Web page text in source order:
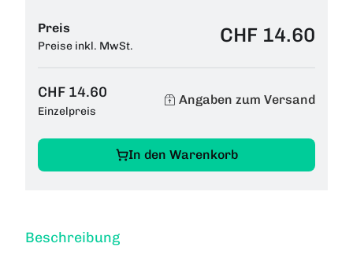
Preis
Preise inkl. MwSt. CHF 14.60
CHF 14.60
Einzelpreis
Angaben zum Versand
In den Warenkorb
Beschreibung